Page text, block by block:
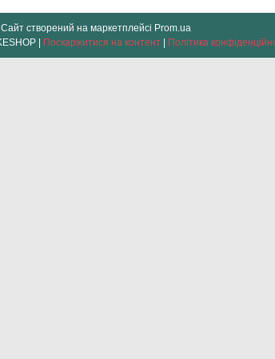
Сайт створений на маркетплейсі Prom.ua
Лавка Кондитера CAKESHOP | Поскаржитися на контент | Політика